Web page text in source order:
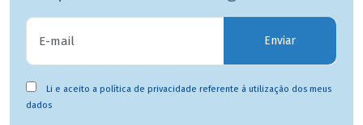
Enviar
Li e aceito a política de privacidade referente à utilização dos meus
dados